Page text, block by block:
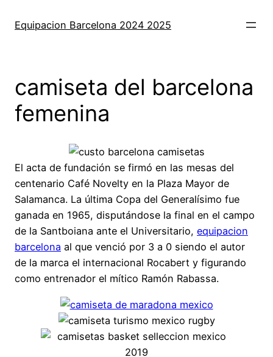
Equipacion Barcelona 2024 2025
camiseta del barcelona
femenina
El acta de fundación se firmó en las mesas del
centenario Café Novelty en la Plaza Mayor de
Salamanca. La última Copa del Generalísimo fue
ganada en 1965, disputándose la final en el campo
de la Santboiana ante el Universitario, equipacion
barcelona al que venció por 3 a 0 siendo el autor
de la marca el internacional Rocabert y figurando
como entrenador el mítico Ramón Rabassa.